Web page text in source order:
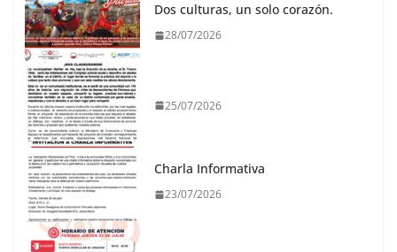
Dos culturas, un solo corazón.
28/07/2026
25/07/2026
Charla Informativa
23/07/2026